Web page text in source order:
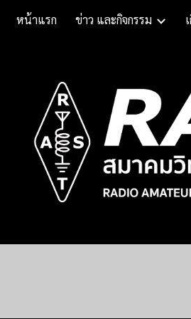
หน้าแรก ข่าว และกิจกรรม